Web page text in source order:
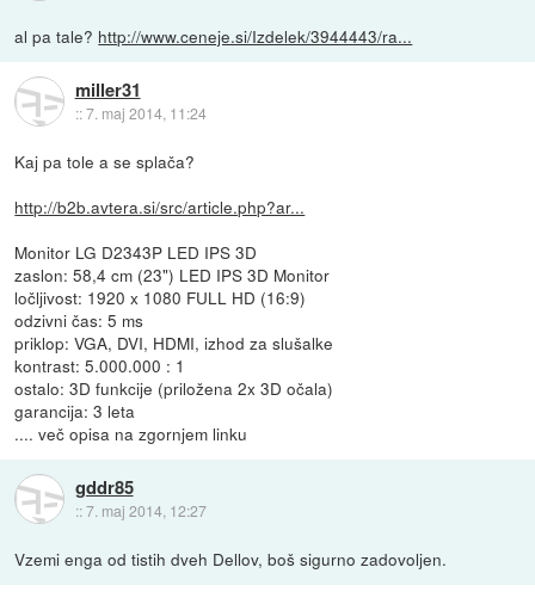
al pa tale? http://www.ceneje.si/Izdelek/3944443/ra...
miller31
::7. maj 2014, 11:24
Kaj pa tole a se splača?
http://b2b.avtera.si/src/article.php?ar...
Monitor LG D2343P LED IPS 3D
zaslon: 58,4 cm (23") LED IPS 3D Monitor
ločljivost: 1920 x 1080 FULL HD (16:9)
odzivni čas: 5 ms
priklop: VGA, DVI, HDMI, izhod za slušalke
kontrast: 5.000.000 : 1
ostalo: 3D funkcije (priložena 2x 3D očala)
garancija: 3 leta
.... več opisa na zgornjem linku
gddr85
::7. maj 2014, 12:27
Vzemi enga od tistih dveh Dellov, boš sigurno zadovoljen.